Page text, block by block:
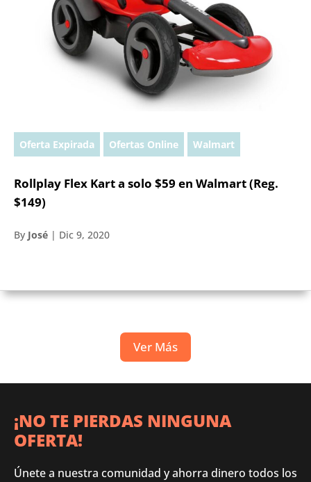
Oferta Expirada Ofertas Online Walmart
Rollplay Flex Kart a solo $59 en Walmart (Reg.
$149)
By José | Dic 9, 2020
Ver Más
¡NO TE PIERDAS NINGUNA
OFERTA!
Únete a nuestra comunidad y ahorra dinero todos los